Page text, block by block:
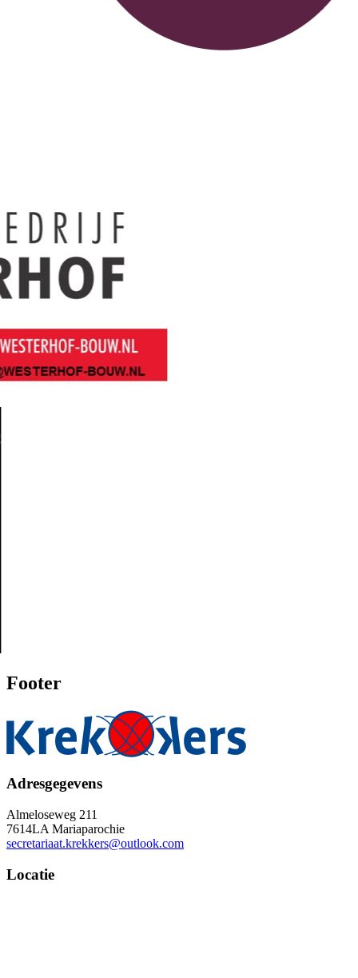
Footer
Adresgegevens
Almeloseweg 211
7614LA Mariaparochie
secretariaat.krekkers@outlook.com
Locatie